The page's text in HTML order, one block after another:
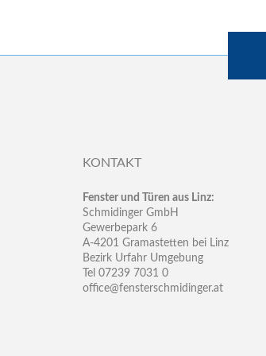
KONTAKT
Fenster und Türen aus Linz:
Schmidinger GmbH
Gewerbepark 6
A-4201 Gramastetten bei Linz
Bezirk Urfahr Umgebung
Tel 07239 7031 0
office@fensterschmidinger.at